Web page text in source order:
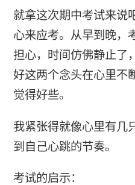
就拿这次期中考试来说
心来应考。从早到晚，
担心，时间仿佛静止了
好这两个念头在心里不
觉得好些。
我紧张得就像心里有几
到自己心跳的节奏。
考试的启示：